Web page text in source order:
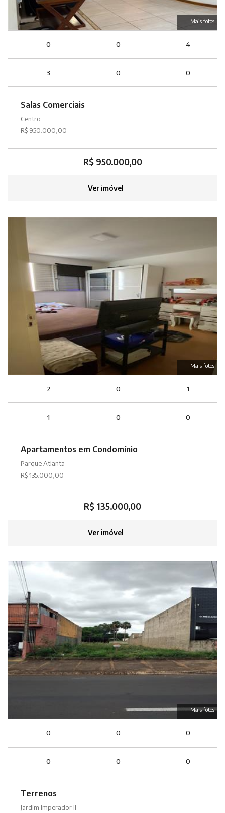
Mais fotos
0 0 4
3 0 0
Salas Comerciais
Centro
R$ 950.000,00
R$ 950.000,00
Ver imóvel
Mais fotos
2 0 1
1 0 0
Apartamentos em Condomínio
Parque Atlanta
R$ 135.000,00
R$ 135.000,00
Ver imóvel
Mais fotos
0 0 0
0 0 0
Terrenos
Jardim Imperador II